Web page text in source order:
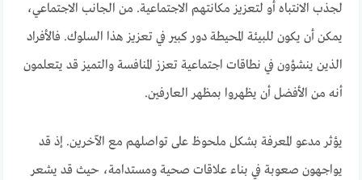
لجذب الانتباه أو لتعزيز مكانتهم الاجتماعية. من الجانب الاجتماعي،
يمكن أن يكون للبيئة المحيطة دور كبير في تعزيز هذا السلوك. فالأفراد
الذين ينشؤون في نطاقات اجتماعية تعزز المنافسة والتميز قد يتعلمون
أنه من الأفضل أن يظهروا بمظهر العارفين.
يؤثر مدعو المعرفة بشكل ملحوظ على تواصلهم مع الآخرين. إذ قد
يواجهون صعوبة في بناء علاقات صحية ومستدامة، حيث قد يشعر